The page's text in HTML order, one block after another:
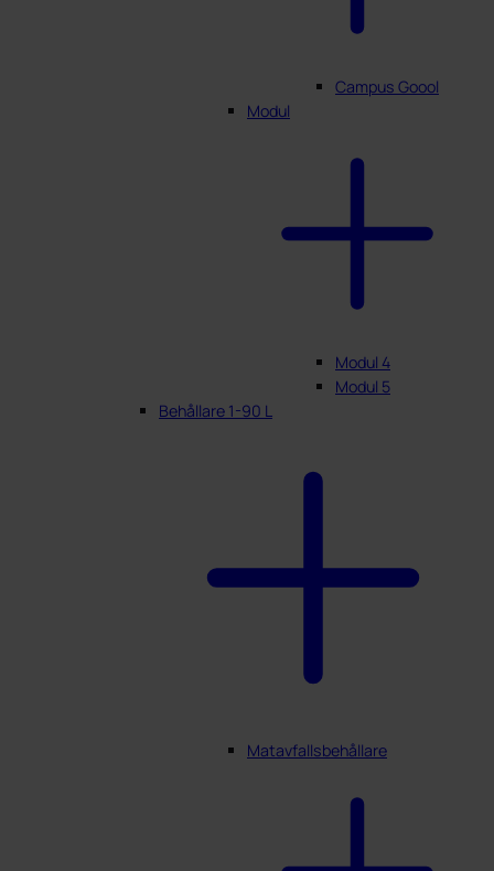
Campus Goool
Modul
Modul 4
Modul 5
Behållare 1-90 L
Matavfallsbehållare